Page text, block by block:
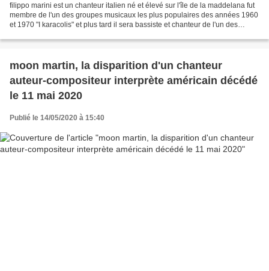
filippo marini est un chanteur italien né et élevé sur l'île de la maddelana fut
membre de l'un des groupes musicaux les plus populaires des années 1960
et 1970 "I karacolis" et plus tard il sera bassiste et chanteur de l'un des
moon martin, la disparition d'un chanteur
auteur-compositeur interprète américain décédé
le 11 mai 2020
Publié le 14/05/2020 à 15:40